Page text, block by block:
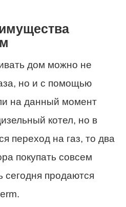
дом можно не
но и с помощью
на данный момент
котел, но в
переход на газ, то два
покупать совсем
сегодня продаются